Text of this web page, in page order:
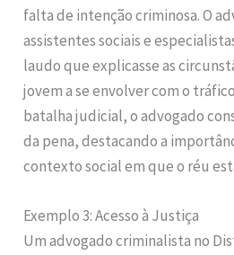
falta de intenção criminosa. O
assistentes sociais e
laudo que explicasse as
jovem a se envolver com o
batalha judicial, o advogado
da pena, destacando a
contexto social em que o réu
Exemplo 3: Acesso à Justiça
Um advogado criminalista no